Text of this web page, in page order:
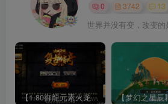
0 3742 13
世界并没有变，改变的
【1.80御龍元素火龙[摸摸登陆器]】战神引擎WIN服务端+GM工具+充值后台+双端+架设教程